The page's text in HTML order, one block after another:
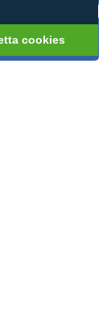
cookies